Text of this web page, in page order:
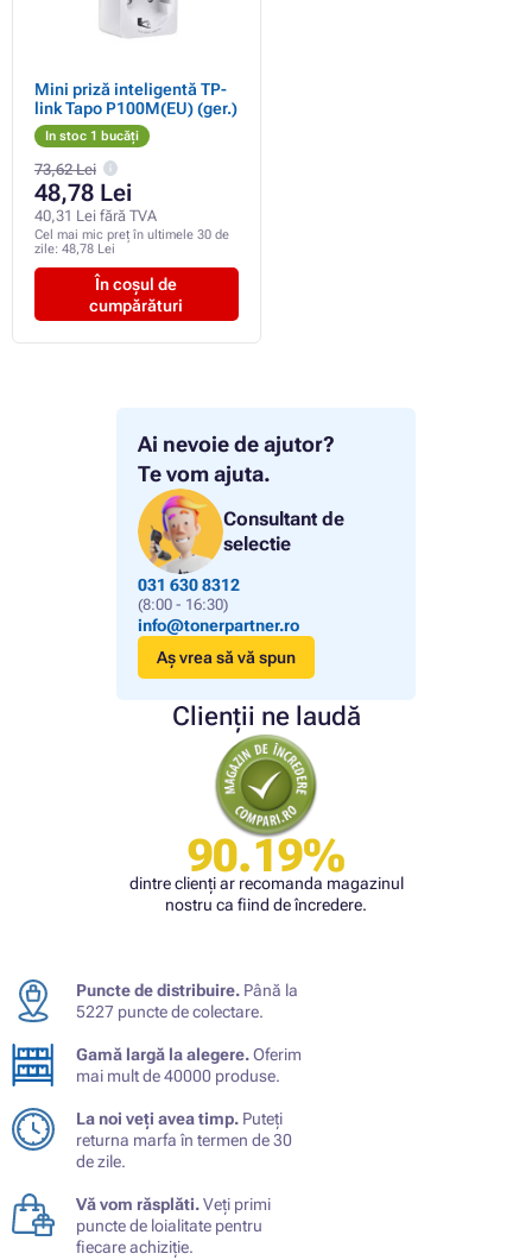
Ai nevoie de ajutor?
Te vom ajuta.
Consultant de
selectie
031 630 8312
(8:00 - 16:30)
info@tonerpartner.ro
Aș vrea să vă spun
Clienții ne laudă
90.19%
dintre clienți ar recomanda magazinul
nostru ca fiind de încredere.
Mini priză inteligentă TP-
link Tapo P100M(EU) (ger.)
In stoc 1 bucăți
73,62 Lei
48,78 Lei
40,31 Lei fără TVA
Cel mai mic preț în ultimele 30 de
zile: 48,78 Lei
În coșul de
cumpărături
Puncte de distribuire. Până la
5227 puncte de colectare.
Gamă largă la alegere.Oferim
mai mult de 40000 produse.
La noi veți avea timp. Puteți
returna marfa în termen de 30
de zile.
Vă vom răsplăti.Veți primi
puncte de loialitate pentru
fiecare achiziție.